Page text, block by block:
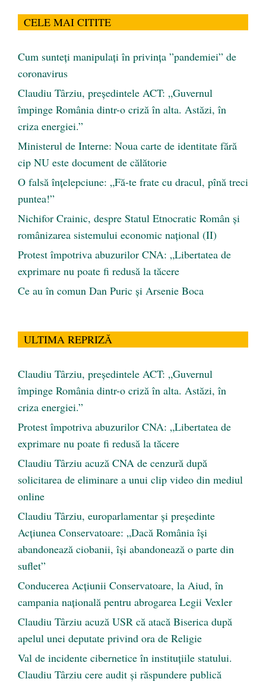
CELE MAI CITITE
Cum sunteți manipulați în privința ”pandemiei” de
coronavirus
Claudiu Târziu, președintele ACT: „Guvernul
împinge România dintr-o criză în alta. Astăzi, în
criza energiei.”
Ministerul de Interne: Noua carte de identitate fără
cip NU este document de călătorie
O falsă înțelepciune: „Fă-te frate cu dracul, pînă treci
puntea!”
Nichifor Crainic, despre Statul Etnocratic Român şi
românizarea sistemului economic naţional (II)
Protest împotriva abuzurilor CNA: „Libertatea de
exprimare nu poate fi redusă la tăcere
Ce au în comun Dan Puric şi Arsenie Boca
ULTIMA REPRIZĂ
Claudiu Târziu, președintele ACT: „Guvernul
împinge România dintr-o criză în alta. Astăzi, în
criza energiei.”
Protest împotriva abuzurilor CNA: „Libertatea de
exprimare nu poate fi redusă la tăcere
Claudiu Târziu acuză CNA de cenzură după
solicitarea de eliminare a unui clip video din mediul
online
Claudiu Târziu, europarlamentar și președinte
Acțiunea Conservatoare: „Dacă România își
abandonează ciobanii, își abandonează o parte din
suflet”
Conducerea Acțiunii Conservatoare, la Aiud, în
campania națională pentru abrogarea Legii Vexler
Claudiu Târziu acuză USR că atacă Biserica după
apelul unei deputate privind ora de Religie
Val de incidente cibernetice în instituțiile statului.
Claudiu Târziu cere audit și răspundere publică